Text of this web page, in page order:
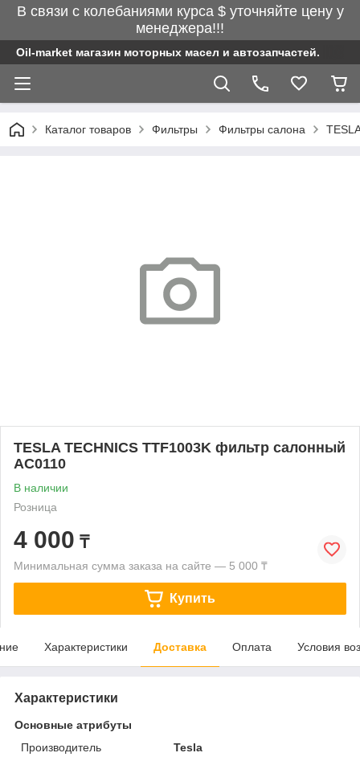
В связи с колебаниями курса $ уточняйте цену у
менеджера!!!
Oil-market магазин моторных масел и автозапчастей.
Каталог товаров Фильтры Фильтры салона
TESLA TECHNICS TTF1003K фильтр салонный
AC0110
В наличии
Розница
4 000 ₸
Минимальная сумма заказа на сайте — 5 000 ₸
Купить
Характеристики Доставка Оплата Условия
Характеристики
Основные атрибуты
Производитель
Tesla